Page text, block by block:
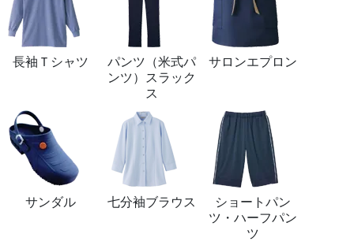
長袖Ｔシャツ
パンツ（米式パ
ンツ）スラック
ス
サロンエプロン
サンダル 七分袖ブラウス
ショートパン
ツ・ハーフパン
ツ